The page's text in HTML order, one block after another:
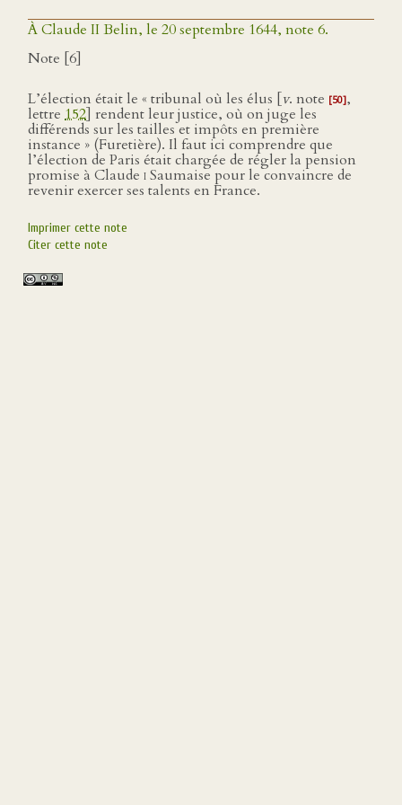
À Claude II Belin, le 20 septembre 1644, note 6.
Note [6]
L’élection était le « tribunal où les élus [v. note [50],
lettre 152] rendent leur justice, où on juge les
différends sur les tailles et impôts en première
instance » (Furetière). Il faut ici comprendre que
l’élection de Paris était chargée de régler la pension
promise à Claude iSaumaise pour le convaincre de
revenir exercer ses talents en France.
Imprimer cette note
Citer cette note